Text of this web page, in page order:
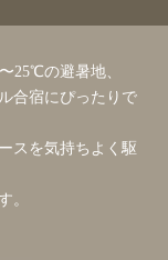
25℃の避暑地、
合宿にぴったりで
スを気持ちよく駆
。